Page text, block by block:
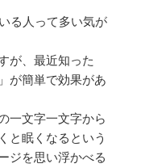
る人って多い気が
が、最近知った
が簡単で効果があ
一文字一文字から
と眠くなるという
ジを思い浮かべる